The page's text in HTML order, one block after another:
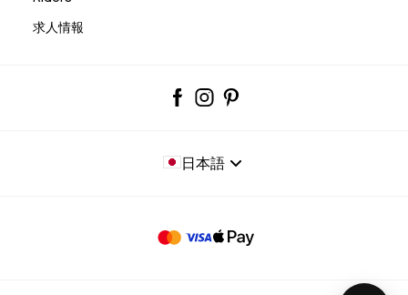
求人情報
日本語